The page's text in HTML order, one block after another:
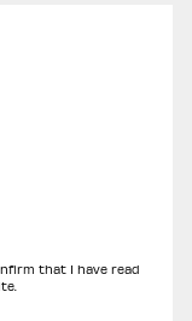
that I have read